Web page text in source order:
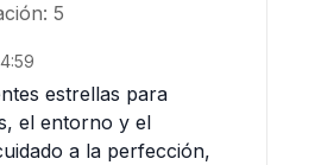
5
estrellas para
el entorno y el
a la perfección,